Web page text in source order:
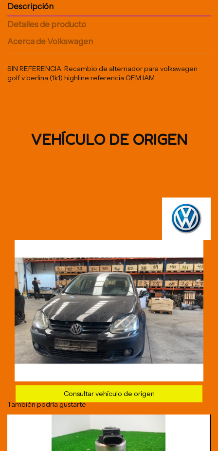
Descripción
Detalles de producto
Acerca de Volkswagen
SIN REFERENCIA. Recambio de alternador para volkswagen
golf v berlina (1k1) highline referencia OEM IAM
VEHÍCULO DE ORIGEN
Consultar vehículo de origen
También podría gustarte